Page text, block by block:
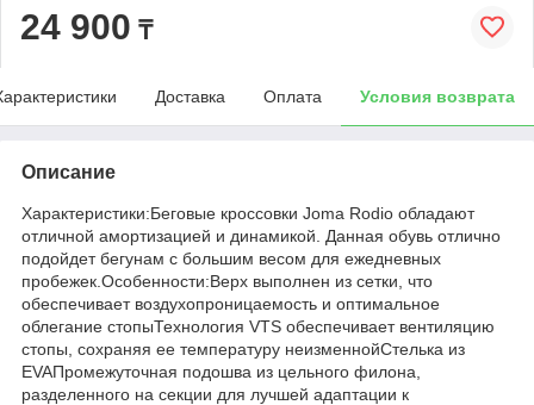
24 900 ₸
Доставка Оплата Условия возврата
Описание
Характеристики:Беговые кроссовки Joma Rodio обладают
отличной амортизацией и динамикой. Данная обувь отлично
подойдет бегунам с большим весом для ежедневных
пробежек.Особенности:Верх выполнен из сетки, что
обеспечивает воздухопроницаемость и оптимальное
облегание стопыТехнология VTS обеспечивает вентиляцию
стопы, сохраняя ее температуру неизменнойСтелька из
EVAПромежуточная подошва из цельного филона,
разделенного на секции для лучшей адаптации к